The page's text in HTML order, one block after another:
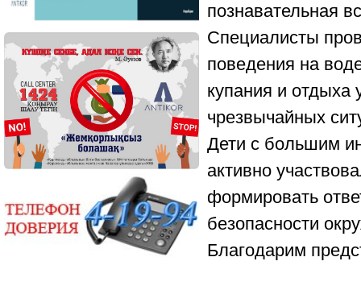
познавательная
Специалисты
поведения на
купания и отдыха
чрезвычайных
Дети с большим
активно
формировать
безопасности
Благодарим